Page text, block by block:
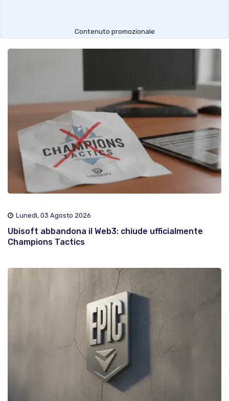
Contenuto promozionale
Lunedì, 03 Agosto 2026
Ubisoft abbandona il Web3: chiude ufficialmente
Champions Tactics